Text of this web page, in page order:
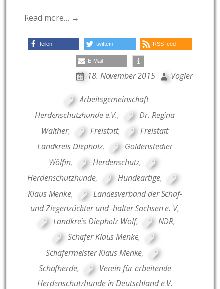
Read more… →
teilen twittern RSS-feed
E-Mail
18. November 2015 Vogler
Arbeitsgemeinschaft
Herdenschutzhunde e.V.,
Dr. Regina
Walther, Freistatt,
Freistatt
Landkreis Diepholz,
Goldenstedter
Wölfin, Herdenschutz,
Herdenschutzhunde, Hundeartige,
Klaus Menke,
Landesverband der Schaf-
und Ziegenzüchter und -halter Sachsen e. V,
Landkreis Diepholz Wolf, NDR,
Schäfer Klaus Menke,
Schäfermeister Klaus Menke,
Schafherde,
Verein für arbeitende
Herdenschutzhunde in Deutschland e.V.